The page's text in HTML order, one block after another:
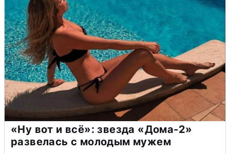
«Ну вот и всё»: звезда «Дома-2»
развелась с молодым мужем